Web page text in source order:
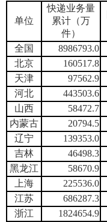
单位
快递业务量
累计（万
件）
全国 8986793.0
北京
160517.8
天津
97562.9
河北
443503.6
山西
58472.7
内蒙古
20794.5
辽宁
139353.0
吉林
46498.3
黑龙江
58670.9
上海
225536.0
江苏
686287.3
浙江
1824654.9